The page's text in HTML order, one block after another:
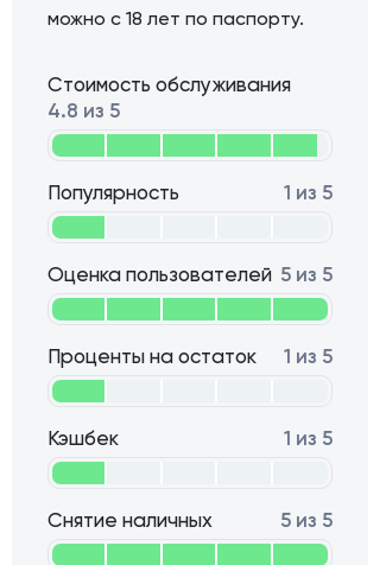
можно с 18 лет по паспорту.
Проценты на остаток 1 из 5
Кэшбек 1 из 5
Снятие наличных 5 из 5
Стоимость обслуживания
4.8 из 5
Популярность 1 из 5
Оценка пользователей 5 из 5